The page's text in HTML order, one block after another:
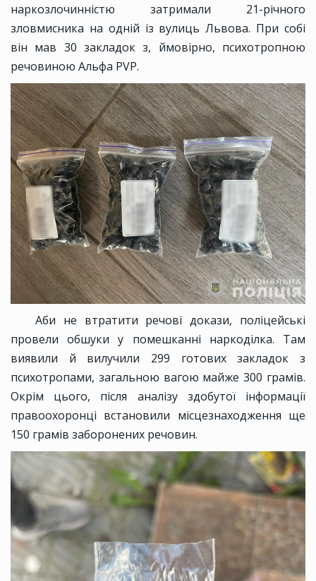
наркозлочинністю затримали 21-річного
зловмисника на одній із вулиць Львова. При собі
він мав 30 закладок з, ймовірно, психотропною
речовиною Альфа PVP.
Аби не втратити речові докази, поліцейські
провели обшуки у помешканні наркоділка. Там
виявили й вилучили 299 готових закладок з
психотропами, загальною вагою майже 300 грамів.
Окрім цього, після аналізу здобутої інформації
правоохоронці встановили місцезнаходження ще
150 грамів заборонених речовин.